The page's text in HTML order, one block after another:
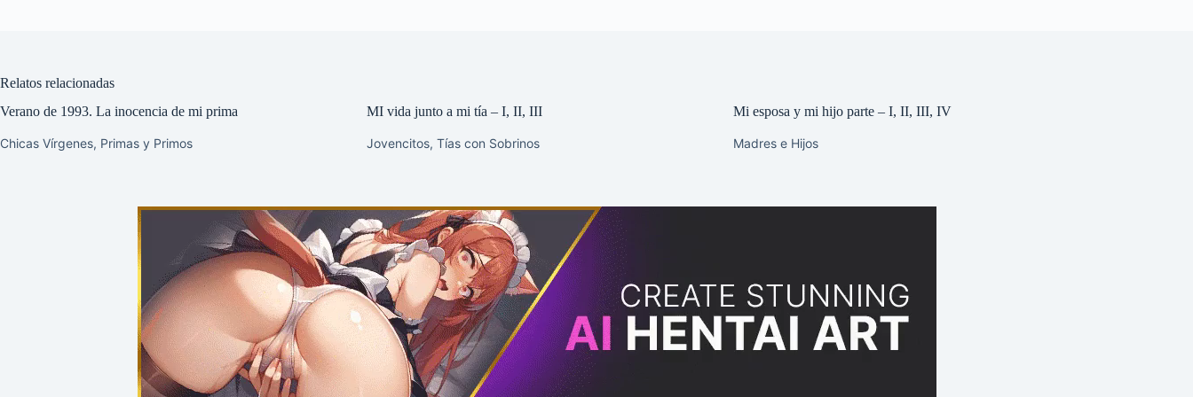
Relatos relacionadas
Verano de 1993. La inocencia de mi prima
Chicas Vírgenes, Primas y Primos
MI vida junto a mi tía – I, II, III
Jovencitos,Tías con Sobrinos
Mi esposa y mi hijo parte – I, II, III, IV
Madres e Hijos